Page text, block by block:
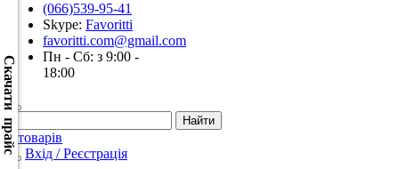
(066)539-95-41
Skype: Favoritti
favoritti.com@gmail.com
Пн - Сб: з 9:00 -
18:00
0 товарів
Вхід / Реєстрація
Скачати прайс
Скачать
XML
(Розн.)
Скачать
XML
(Опт)